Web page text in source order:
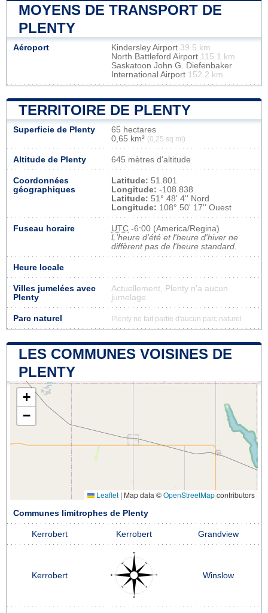
MOYENS DE TRANSPORT DE
PLENTY
Aéroport Kindersley Airport 39.5 km
North Battleford Airport 115.1 km
Saskatoon John G. Diefenbaker
International Airport 152.2 km
TERRITOIRE DE PLENTY
Superficie de Plenty
65 hectares
0,65 km² (0,25 sq mi)
Altitude de Plenty 645 mètres d'altitude
Coordonnées
géographiques
Latitude: 51.801
Longitude: -108.838
Latitude: 51° 48' 4'' Nord
Longitude: 108° 50' 17'' Ouest
Fuseau horaire UTC -6:00 (America/Regina)
L'heure d'été et l'heure d'hiver ne
diffèrent pas de l'heure standard.
Heure locale
Villes jumelées avec
Plenty
Actuellement, Plenty n'a aucun
jumelage
Parc naturel Plenty ne fait partie d'aucun parc naturel
LES COMMUNES VOISINES DE
PLENTY
+
−
Leaflet | Map data ©OpenStreetMapcontributors
Communes limitrophes de Plenty
Kerrobert Kerrobert Grandview
Kerrobert Winslow